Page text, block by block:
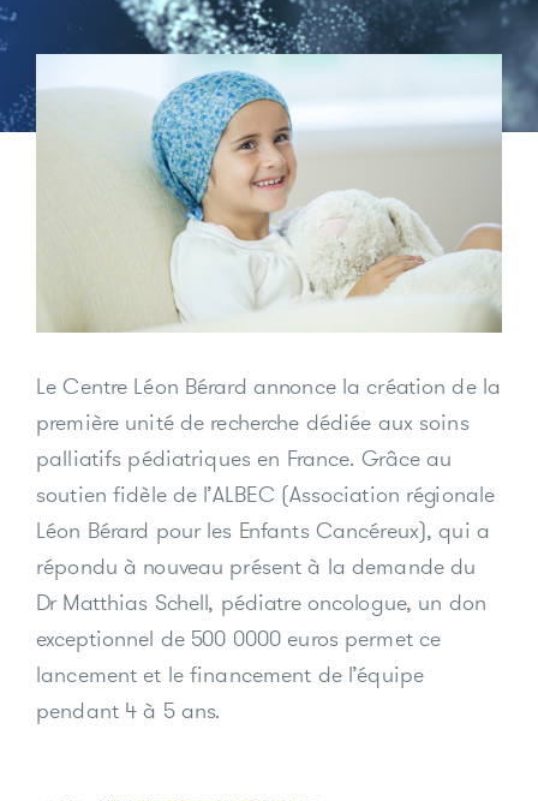
Le Centre Léon Bérard annonce la création de la
première unité de recherche dédiée aux soins
palliatifs pédiatriques en France. Grâce au
soutien fidèle de l’ALBEC (Association régionale
Léon Bérard pour les Enfants Cancéreux), qui a
répondu à nouveau présent à la demande du
Dr Matthias Schell, pédiatre oncologue, un don
exceptionnel de 500 0000 euros permet ce
lancement et le financement de l’équipe
pendant 4 à 5 ans.